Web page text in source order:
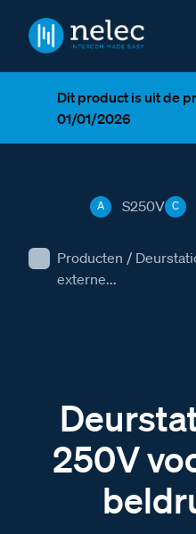
Dit product is uit de
01/01/2026
Producten /
externe...
A S250V C
250V